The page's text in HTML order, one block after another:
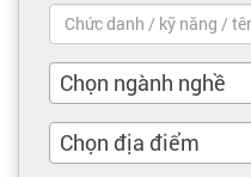
Chọn ngành nghề
Chọn địa điểm